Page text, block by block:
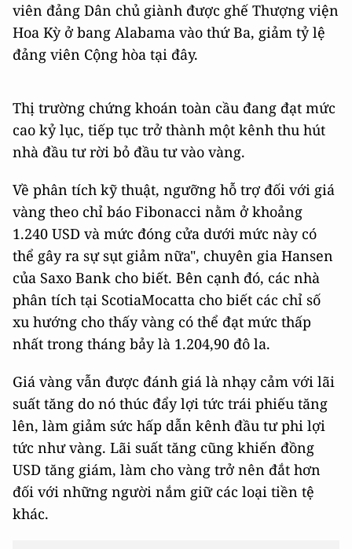
viên đảng Dân chủ giành được ghế Thượng viện
Hoa Kỳ ở bang Alabama vào thứ Ba, giảm tỷ lệ
đảng viên Cộng hòa tại đây.
Thị trường chứng khoán toàn cầu đang đạt mức
cao kỷ lục, tiếp tục trở thành một kênh thu hút
nhà đầu tư rời bỏ đầu tư vào vàng.
Về phân tích kỹ thuật, ngưỡng hỗ trợ đối với giá
vàng theo chỉ báo Fibonacci nằm ở khoảng
1.240 USD và mức đóng cửa dưới mức này có
thể gây ra sự sụt giảm nữa", chuyên gia Hansen
của Saxo Bank cho biết. Bên cạnh đó, các nhà
phân tích tại ScotiaMocatta cho biết các chỉ số
xu hướng cho thấy vàng có thể đạt mức thấp
nhất trong tháng bảy là 1.204,90 đô la.
Giá vàng vẫn được đánh giá là nhạy cảm với lãi
suất tăng do nó thúc đẩy lợi tức trái phiếu tăng
lên, làm giảm sức hấp dẫn kênh đầu tư phi lợi
tức như vàng. Lãi suất tăng cũng khiến đồng
USD tăng giám, làm cho vàng trở nên đắt hơn
đối với những người nắm giữ các loại tiền tệ
khác.